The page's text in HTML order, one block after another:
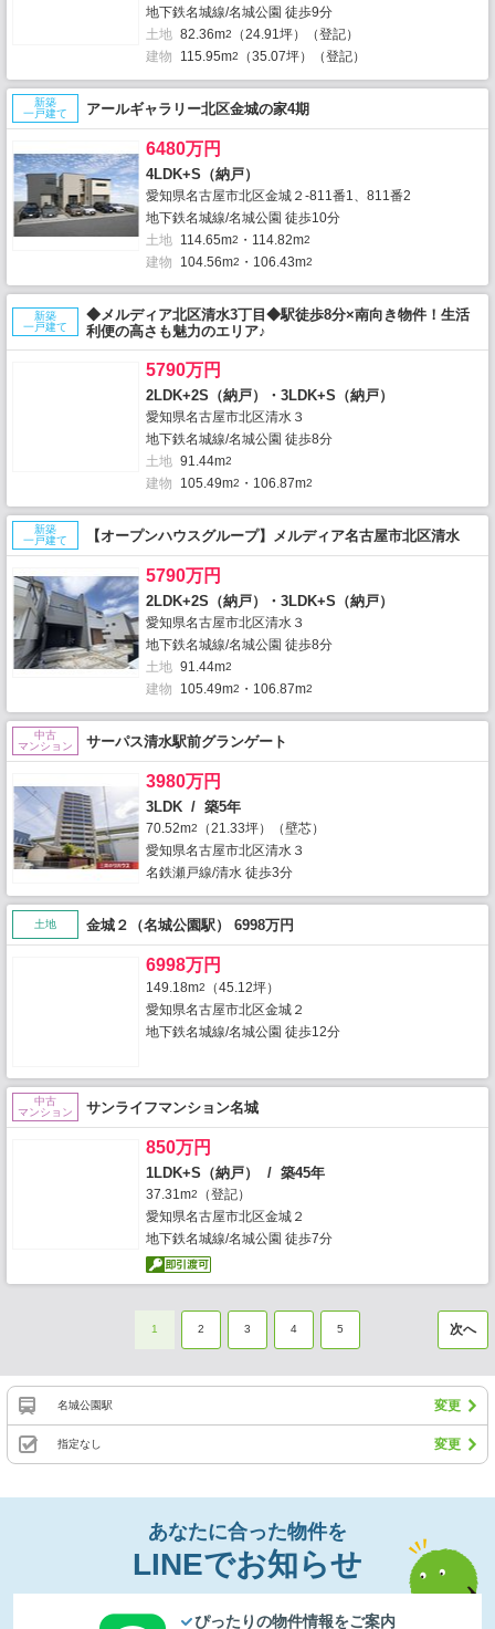
地下鉄名城線/名城公園 徒歩9分
土地 82.36m2
（24.91坪）（登記）
建物
115.95m2 （35.07坪）（登記）
新築
一戸建て
アールギャラリー北区金城の家4期
6480万円
4LDK+S（納戸）
愛知県名古屋市北区金城２-811番1、811番2
地下鉄名城線/名城公園 徒歩10分
土地 114.65m2 ・114.82m2
建物 104.56m2 ・106.43m2
新築
一戸建て
◆メルディア北区清水3丁目◆駅徒歩8分×南向き物件！生活
利便の高さも魅力のエリア♪
5790万円
2LDK+2S（納戸）・3LDK+S（納戸）
愛知県名古屋市北区清水３
地下鉄名城線/名城公園 徒歩8分
土地 91.44m2
建物 105.49m2 ・106.87m2
新築
一戸建て
【オープンハウスグループ】メルディア名古屋市北区清水
5790万円
2LDK+2S（納戸）・3LDK+S（納戸）
愛知県名古屋市北区清水３
地下鉄名城線/名城公園 徒歩8分
土地 91.44m2
建物 105.49m2 ・106.87m2
中古
マンション
サーパス清水駅前グランゲート
3980万円
3LDK / 築5年
70.52m2
（21.33坪）（壁芯）
愛知県名古屋市北区清水３
名鉄瀬戸線/清水 徒歩3分
土地 金城２（名城公園駅） 6998万円
6998万円
149.18m2
（45.12坪）
愛知県名古屋市北区金城２
地下鉄名城線/名城公園 徒歩12分
中古
マンション
サンライフマンション名城
850万円
1LDK+S（納戸） / 築45年
37.31m2
（登記）
愛知県名古屋市北区金城２
地下鉄名城線/名城公園 徒歩7分
1 2 3 4 5 次へ
名城公園駅 変更
指定なし 変更
あなたに合った物件を
LINEでお知らせ
ぴったりの物件情報をご案内